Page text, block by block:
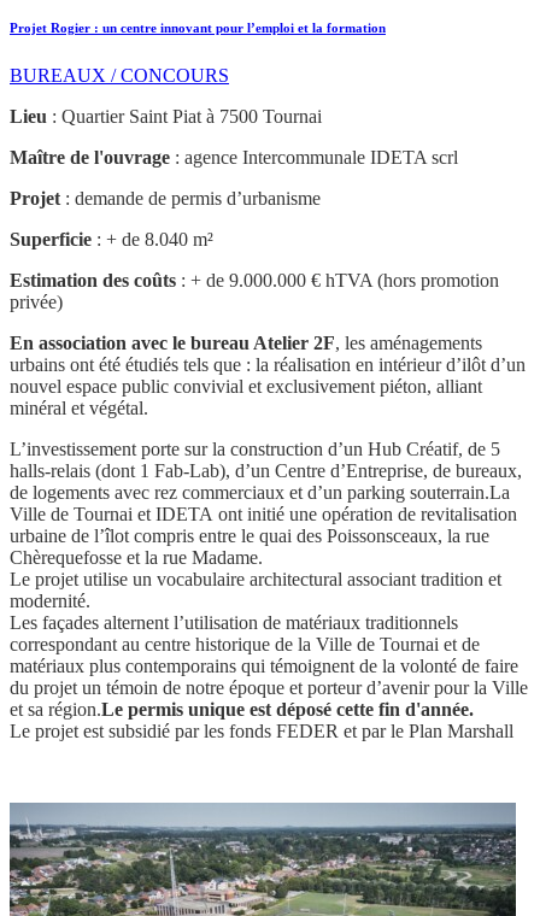
Projet Rogier : un centre innovant pour l’emploi et la formation
BUREAUX / CONCOURS
Lieu : Quartier Saint Piat à 7500 Tournai
Maître de l'ouvrage : agence Intercommunale IDETA scrl
Projet : demande de permis d’urbanisme
Superficie : + de 8.040 m²
Estimation des coûts : + de 9.000.000 € hTVA (hors promotion
privée)
En association avec le bureau Atelier 2F, les aménagements
urbains ont été étudiés tels que : la réalisation en intérieur d’ilôt d’un
nouvel espace public convivial et exclusivement piéton, alliant
minéral et végétal.
L’investissement porte sur la construction d’un Hub Créatif, de 5
halls-relais (dont 1 Fab-Lab), d’un Centre d’Entreprise, de bureaux,
de logements avec rez commerciaux et d’un parking souterrain.La
Ville de Tournai et IDETA ont initié une opération de revitalisation
urbaine de l’îlot compris entre le quai des Poissonsceaux, la rue
Chèrequefosse et la rue Madame.
Le projet utilise un vocabulaire architectural associant tradition et
modernité.
Les façades alternent l’utilisation de matériaux traditionnels
correspondant au centre historique de la Ville de Tournai et de
matériaux plus contemporains qui témoignent de la volonté de faire
du projet un témoin de notre époque et porteur d’avenir pour la Ville
et sa région.Le permis unique est déposé cette fin d'année.
Le projet est subsidié par les fonds FEDER et par le Plan Marshall